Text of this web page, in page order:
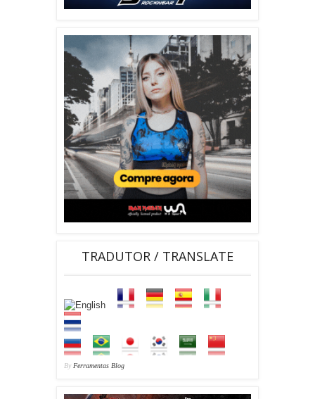
TRADUTOR / TRANSLATE
By Ferramentas Blog